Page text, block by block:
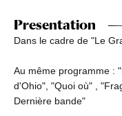
Presentation
Dans le cadre de "Le
Au même programme :
d'Ohio", "Quoi où" ,
Dernière bande"